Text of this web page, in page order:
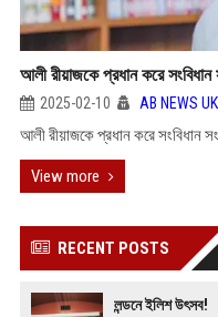
আলী রীয়াজকে প্রধান করে
2025-02-10 AB NEWS UK
আলী রীয়াজকে প্রধান করে সংবিধান
View more
RECENT POSTS
লন্ডনে ইলিশ উৎসব!